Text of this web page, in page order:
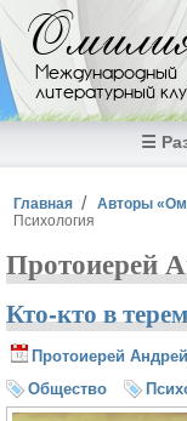
Перейти к основному
Международный
литературный
☰
Вы здесь
Главная Авторы
Психология
Протоиерей
Кто-кто в
Протоиерей
Общество